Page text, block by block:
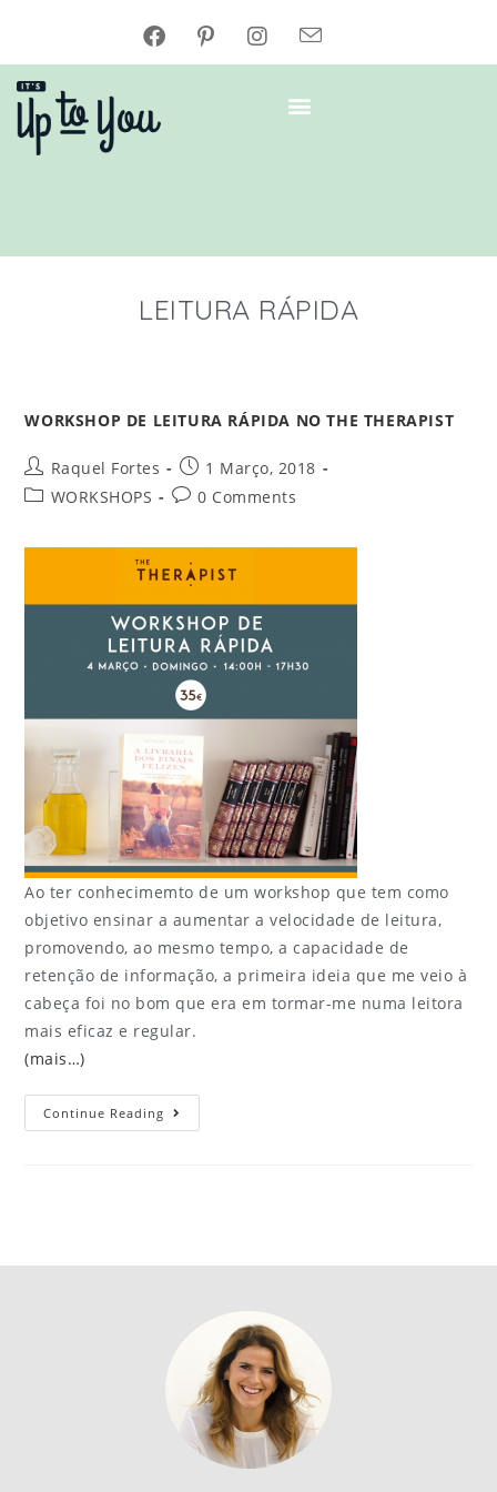
LEITURA RÁPIDA
WORKSHOP DE LEITURA RÁPIDA NO THE THERAPIST
Raquel Fortes
1 Março, 2018
WORKSHOPS
0 Comments
Ao ter conhecimemto de um workshop que tem como
objetivo ensinar a aumentar a velocidade de leitura,
promovendo, ao mesmo tempo, a capacidade de
retenção de informação, a primeira ideia que me veio à
cabeça foi no bom que era em tormar-me numa leitora
mais eficaz e regular.
(mais…)
Continue Reading